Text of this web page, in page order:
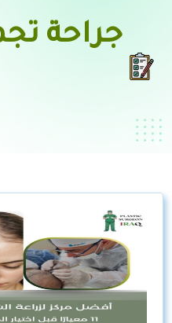
جراحة